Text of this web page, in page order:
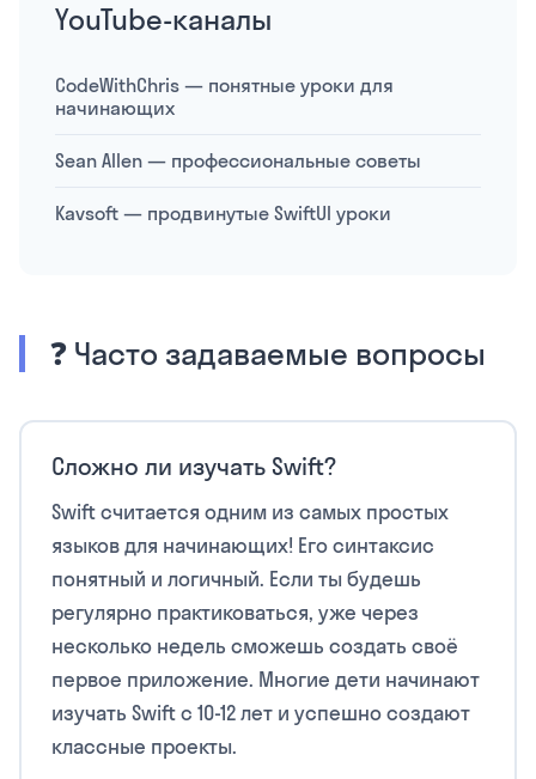
YouTube-каналы
CodeWithChris — понятные уроки для
начинающих
Sean Allen — профессиональные советы
Kavsoft — продвинутые SwiftUI уроки
❓ Часто задаваемые вопросы
Сложно ли изучать Swift?
Swift считается одним из самых простых
языков для начинающих! Его синтаксис
понятный и логичный. Если ты будешь
регулярно практиковаться, уже через
несколько недель сможешь создать своё
первое приложение. Многие дети начинают
изучать Swift с 10-12 лет и успешно создают
классные проекты.